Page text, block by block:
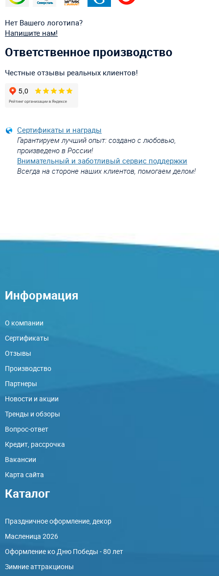
Нет Вашего логотипа?
Напишите нам!
Ответственное производство
Честные отзывы реальных клиентов!
Сертификаты и награды
Гарантируем лучший опыт: создано с любовью,
произведено в России!
Внимательный и заботливый сервис поддержки
Всегда на стороне наших клиентов, помогаем делом!
Информация
О компании
Сертификаты
Отзывы
Производство
Партнеры
Новости и акции
Тренды и обзоры
Вопрос-ответ
Кредит, рассрочка
Вакансии
Карта сайта
Каталог
Праздничное оформление, декор
Масленица 2026
Оформление ко Дню Победы - 80 лет
Зимние аттракционы